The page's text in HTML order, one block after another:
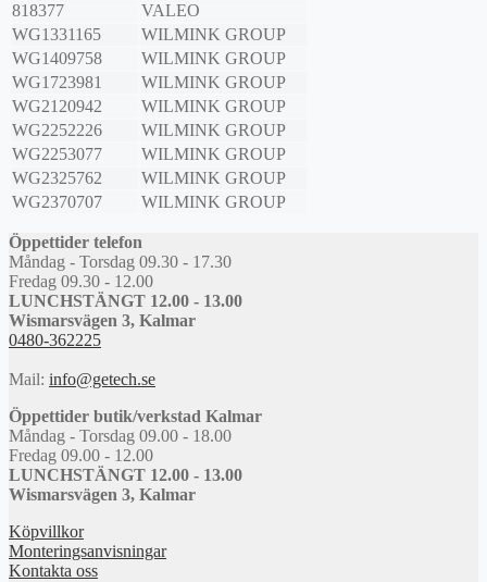
818377
VALEO
WG1331165
WILMINK GROUP
WG1409758
WILMINK GROUP
WG1723981
WILMINK GROUP
WG2120942
WILMINK GROUP
WG2252226
WILMINK GROUP
WG2253077
WILMINK GROUP
WG2325762
WILMINK GROUP
WG2370707
WILMINK GROUP
Öppettider telefon
Måndag - Torsdag 09.30 - 17.30
Fredag 09.30 - 12.00
LUNCHSTÄNGT 12.00 - 13.00
Wismarsvägen 3, Kalmar
0480-362225
Mail: info@getech.se
Öppettider butik/verkstad Kalmar
Måndag - Torsdag 09.00 - 18.00
Fredag 09.00 - 12.00
LUNCHSTÄNGT 12.00 - 13.00
Wismarsvägen 3, Kalmar
Köpvillkor
Monteringsanvisningar
Kontakta oss